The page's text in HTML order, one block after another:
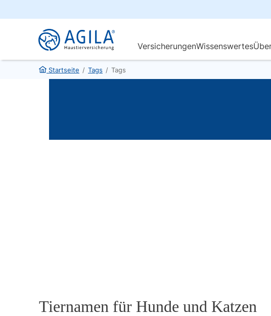
Startseite / Tags / Tags
Tiernamen für Hunde und Katzen